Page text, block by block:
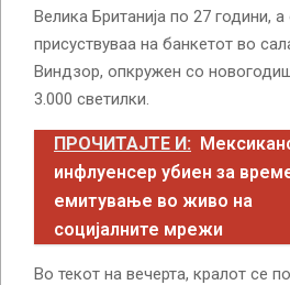
Велика Британија по 27 години,
присуствуваа на банкетот во
Виндзор, опкружен со
3.000 светилки.
ПРОЧИТАЈТЕ И:
инфлуенсер убиен за
емитување во живо на
социјалните мрежи
Во текот на вечерта, кралот се